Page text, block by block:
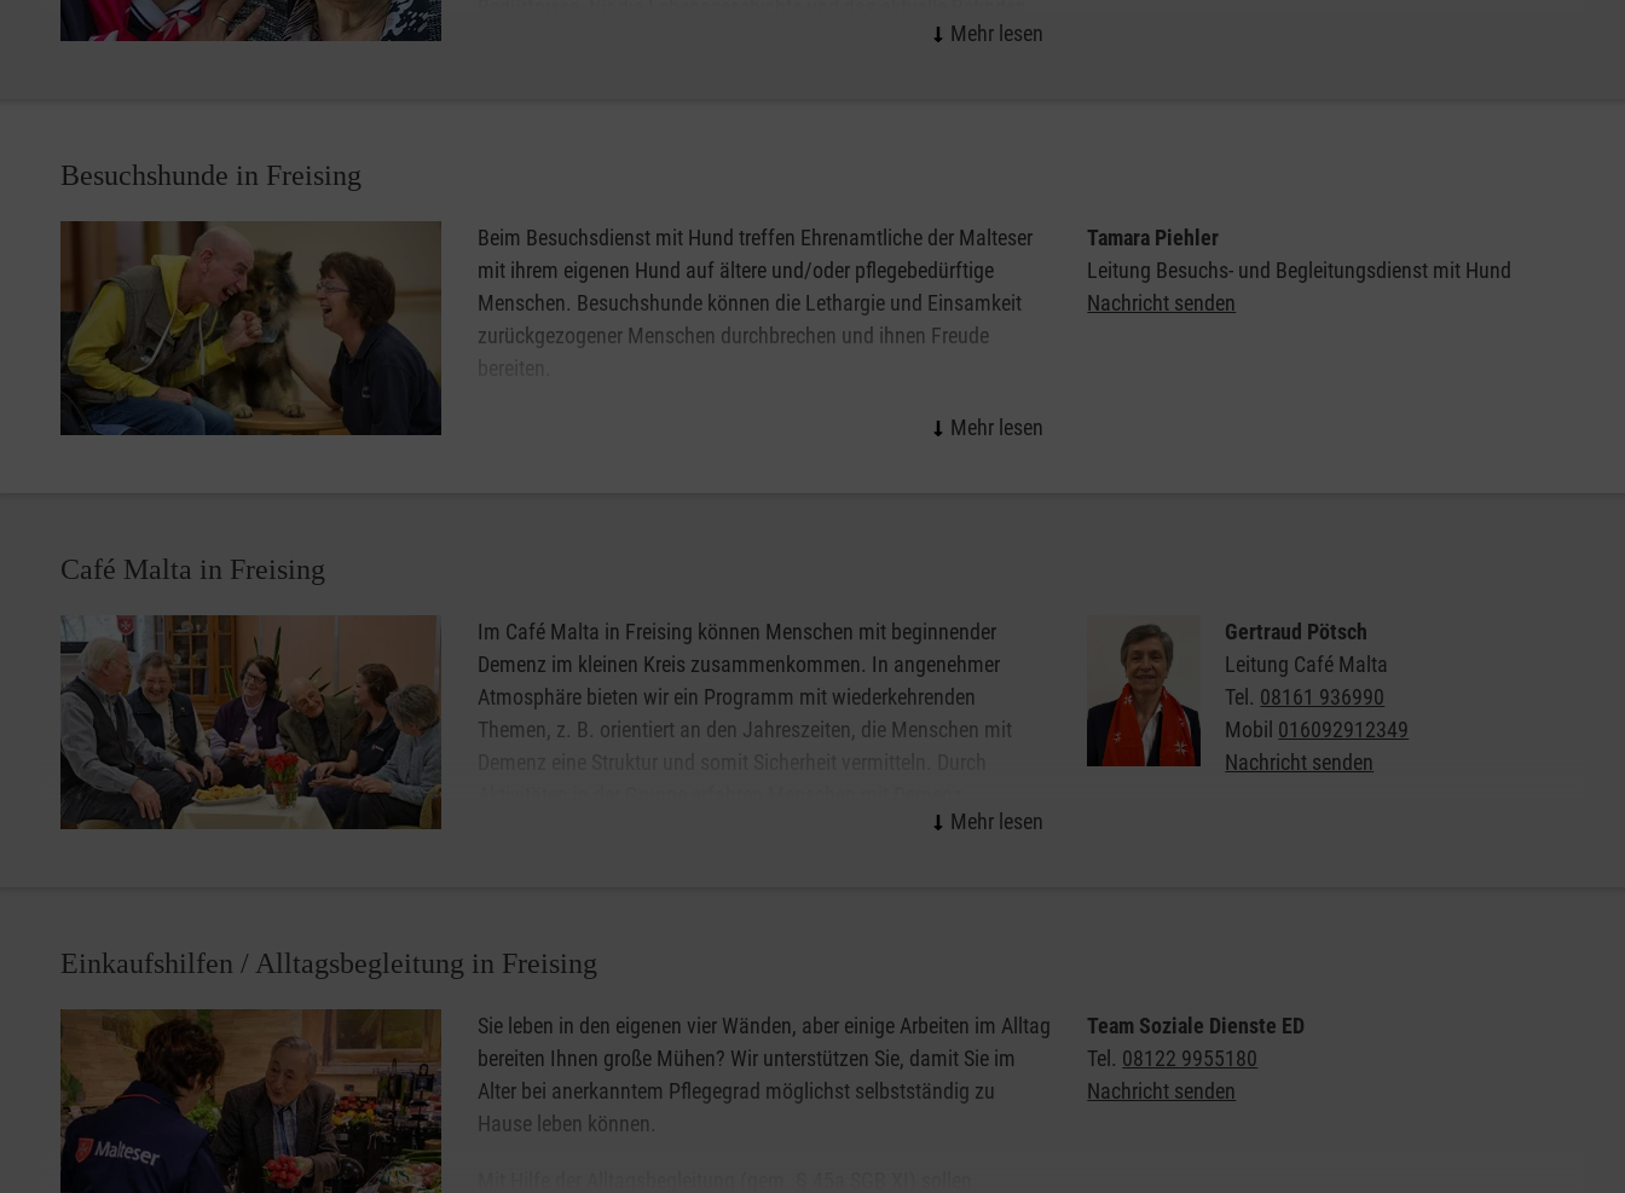
Vertrauensvolle Gespräche, ein Spaziergang ins Grüne oder ein
Besuchshunde in Freising
Beim Besuchsdienst mit Hund treffen Ehrenamtliche der Malteser
mit ihrem eigenen Hund auf ältere und/oder pflegebedürftige
Menschen. Besuchshunde können die Lethargie und Einsamkeit
zurückgezogener Menschen durchbrechen und ihnen Freude
Hier in Freising besuchen wir Menschen in ihrem Zuhause und
Sie haben Lust auf eine ehrenamtliche Mitarbeit beim Besuchsdienst mit Hund?
Dann kontaktieren Sie uns!
Tamara Piehler
Leitung Besuchs- und Begleitungsdienst mit Hund
Nachricht senden
Café Malta in Freising
Im Café Malta in Freising können Menschen mit beginnender
Demenz im kleinen Kreis zusammenkommen. In angenehmer
Atmosphäre bieten wir ein Programm mit wiederkehrenden
Themen, z. B. orientiert an den Jahreszeiten, die Menschen mit
Gemeinschaft und Freude. Vergessen geglaubte oder bisher
Dies geschieht unter der Leitung einer Fachkraft und mit geschulten Ehrenamtlichen. In kleinen Gruppen ist eine
individuelle Begleitung jedes einzelnen Gastes möglich. Gleichzeitig erfahren die Angehörigen für ein paar Stunden
Entlastung.
Eine vorherige Anmeldung ist erforderlich. Für das Café Malta wird ein Kostenbeitrag erhoben, der auf Antrag von
der Pflegekasse zurückerstattet werden kann.
Öffnungszeiten: Donnerstags in der Zeit von 9:00 bis 12:00 Uhr
Gertraud Pötsch
Leitung Café Malta
Tel. 08161 936990
Mobil 016092912349
Nachricht senden
Einkaufshilfen / Alltagsbegleitung in Freising
Sie leben in den eigenen vier Wänden, aber einige Arbeiten im Alltag
bereiten Ihnen große Mühen? Wir unterstützen Sie, damit Sie im
Alter bei anerkanntem Pflegegrad möglichst selbstständig zu
Hause leben können.
Team Soziale Dienste ED
Tel. 08122 9955180
Nachricht senden